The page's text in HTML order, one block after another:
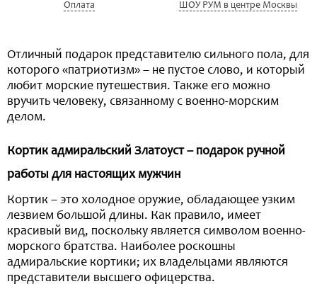
Оплата ШОУ РУМ в центре Москвы
Отличный подарок представителю сильного пола, для
которого «патриотизм» – не пустое слово, и который
любит морские путешествия. Также его можно
вручить человеку, связанному с военно-морским
делом.
Кортик адмиральский Златоуст – подарок ручной
работы для настоящих мужчин
Кортик – это холодное оружие, обладающее узким
лезвием большой длины. Как правило, имеет
красивый вид, поскольку является символом военно-
морского братства. Наиболее роскошны
адмиральские кортики; их владельцами являются
представители высшего офицерства.